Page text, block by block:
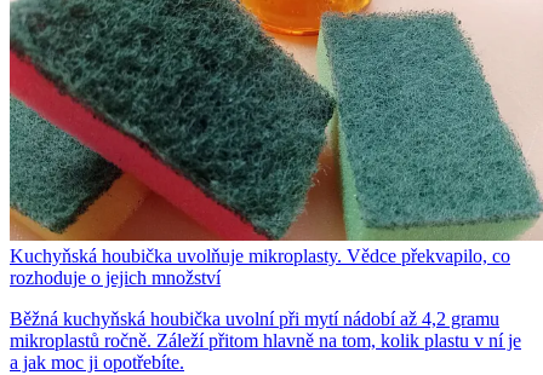
Kuchyňská houbička uvolňuje mikroplasty. Vědce překvapilo, co
rozhoduje o jejich množství
Běžná kuchyňská houbička uvolní při mytí nádobí až 4,2 gramu
mikroplastů ročně. Záleží přitom hlavně na tom, kolik plastu v ní je
a jak moc ji opotřebíte.